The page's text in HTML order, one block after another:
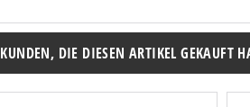
KUNDEN, DIE DIESEN ARTIKEL GEKAUFT